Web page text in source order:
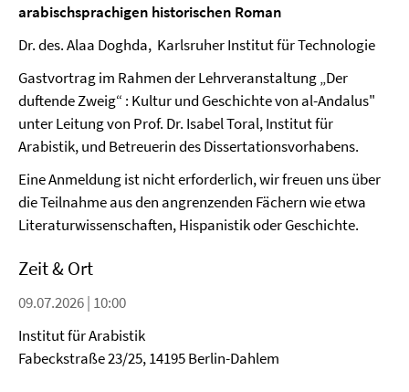
arabischsprachigen historischen Roman
Dr. des. Alaa Doghda, Karlsruher Institut für Technologie
Gastvortrag im Rahmen der Lehrveranstaltung „Der
duftende Zweig“ : Kultur und Geschichte von al-Andalus"
unter Leitung von Prof. Dr. Isabel Toral, Institut für
Arabistik, und Betreuerin des Dissertationsvorhabens.
Eine Anmeldung ist nicht erforderlich, wir freuen uns über
die Teilnahme aus den angrenzenden Fächern wie etwa
Literaturwissenschaften, Hispanistik oder Geschichte.
Zeit & Ort
09.07.2026 | 10:00
Institut für Arabistik
Fabeckstraße 23/25, 14195 Berlin-Dahlem